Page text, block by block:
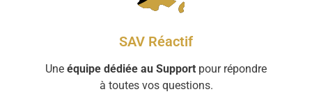
SAV Réactif
Une équipe dédiée au Support pour répondre
à toutes vos questions.